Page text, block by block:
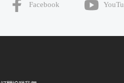
Facebook